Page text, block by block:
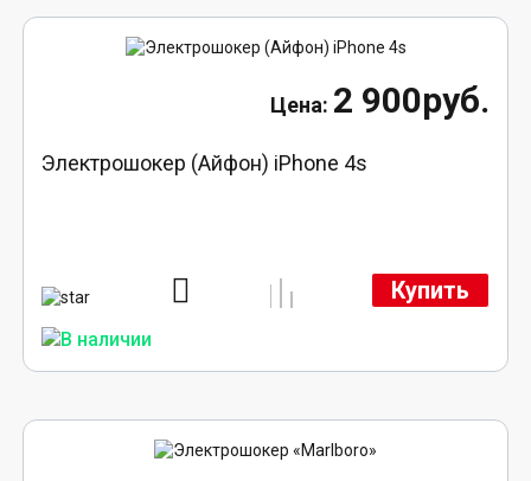
2 900руб.
Электрошокер (Айфон) iPhone 4s
Купить